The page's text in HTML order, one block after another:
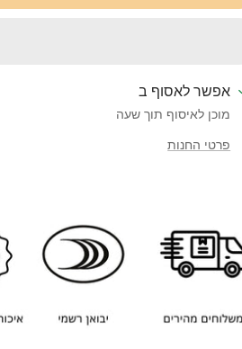
אפשר לאסוף ב
מוכן לאיסוף תוך שעה
פרטי החנות